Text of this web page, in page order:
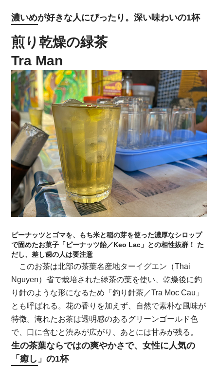
濃いめが好きな人にぴったり。深い味わいの1杯
煎り乾燥の緑茶
Tra Man
ピーナッツとゴマを、もち米と稲の芽を使った濃厚なシロップ
で固めたお菓子「ピーナッツ飴／Keo Lac」との相性抜群！ た
だし、差し歯の人は要注意
このお茶は北部の茶葉名産地ターイグエン（Thai
Nguyen）省で栽培された緑茶の葉を使い、乾燥後に釣
り針のような形になるため「釣り針茶／Tra Moc Cau」
とも呼ばれる。花の香りを加えず、自然で素朴な風味が
特徴。淹れたお茶は透明感のあるグリーンゴールド色
で、口に含むと渋みが広がり、あとには甘みが残る。
生の茶葉ならではの爽やかさで、女性に人気の
「癒し」の1杯